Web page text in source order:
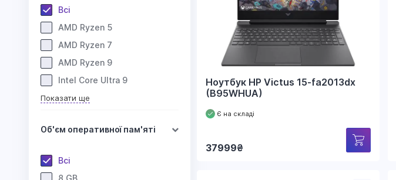
Всі
AMD Ryzen 5
AMD Ryzen 7
AMD Ryzen 9
Intel Core Ultra 9
Показати ще
Об'єм оперативної пам'яті
Всі
8 GB
Ноутбук HP Victus 15-fa2013dx
(B95WHUA)
Є на складі
37999₴